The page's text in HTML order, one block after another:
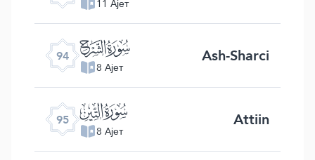
11 Ајет
94 ﰋ
8 Ајет Ash-Sharci
95 ﰌ
8 Ајет Attiin